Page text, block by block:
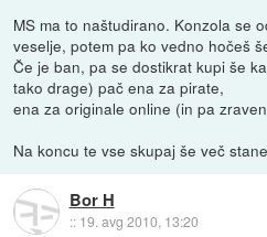
MS ma to naštudirano. Konzola se
veselje, potem pa ko vedno hočeš
Če je ban, pa se dostikrat kupi še
tako drage) pač ena za pirate,
ena za originale online (in pa
Na koncu te vse skupaj še več stane
Bor H
:: 19. avg 2010, 13:20